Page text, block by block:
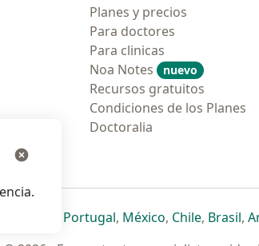
Planes y precios
Para doctores
Para clinicas
Noa Notes
nuevo
Recursos gratuitos
Condiciones de los Planes
Doctoralia
pestaña
nueva pestaña
se abre en una nueva pestaña
se abre en una nueva pestaña
Portugalse abre en una nueva
, Méxicose abre en una
, Chilese abre
, Brasilse
,